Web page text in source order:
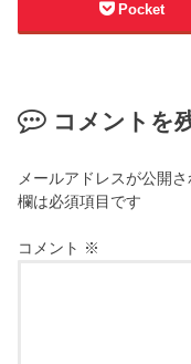
Pocket
コメントを
メールアドレスが公開
欄は必須項目です
コメント ※